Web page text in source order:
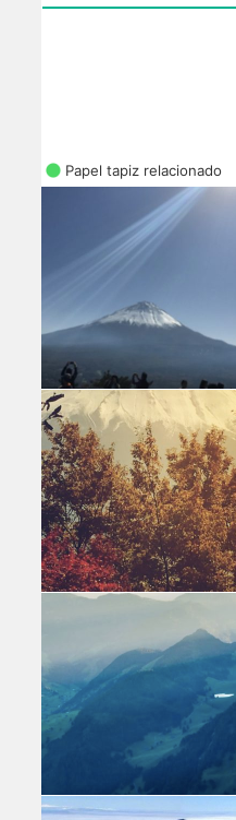
Papel tapiz relacionado